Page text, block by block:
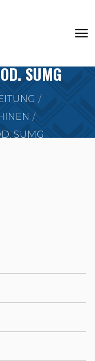
SUMG
SUMG